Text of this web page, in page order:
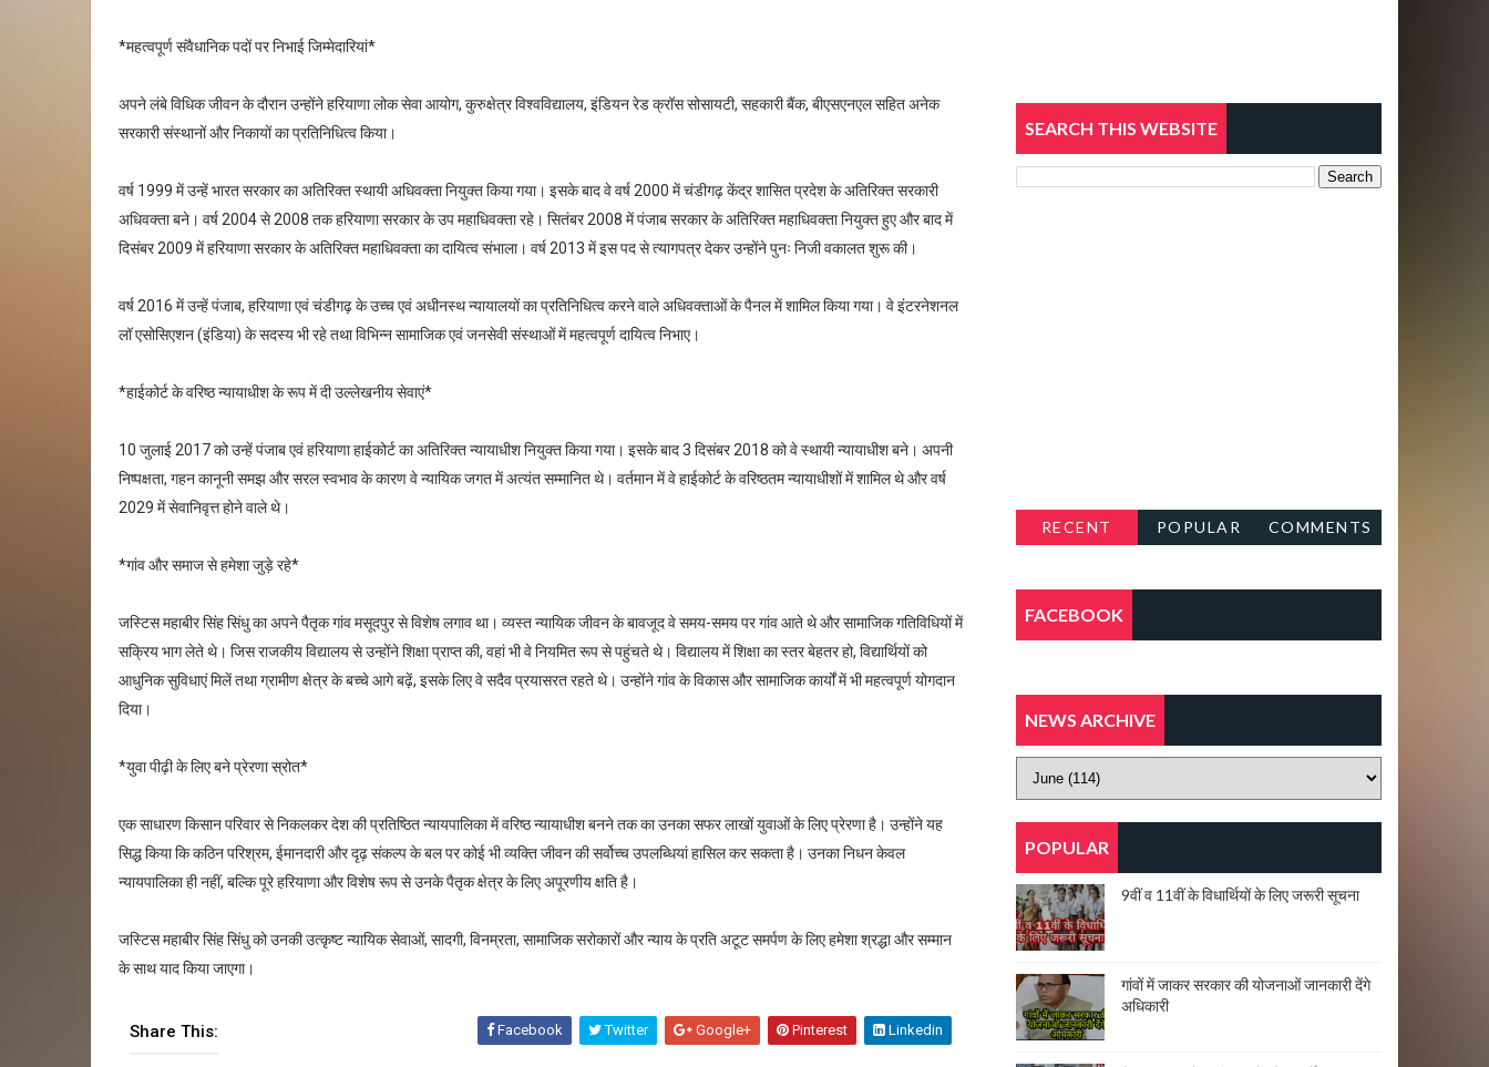
*महत्वपूर्ण संवैधानिक पदों पर निभाई जिम्मेदारियां*
अपने लंबे विधिक जीवन के दौरान उन्होंने हरियाणा लोक सेवा आयोग, कुरुक्षेत्र विश्वविद्यालय, इंडियन रेड क्रॉस सोसायटी, सहकारी बैंक, बीएसएनएल सहित अनेक
सरकारी संस्थानों और निकायों का प्रतिनिधित्व किया।
वर्ष 1999 में उन्हें भारत सरकार का अतिरिक्त स्थायी अधिवक्ता नियुक्त किया गया। इसके बाद वे वर्ष 2000 में चंडीगढ़ केंद्र शासित प्रदेश के अतिरिक्त सरकारी
अधिवक्ता बने। वर्ष 2004 से 2008 तक हरियाणा सरकार के उप महाधिवक्ता रहे। सितंबर 2008 में पंजाब सरकार के अतिरिक्त महाधिवक्ता नियुक्त हुए और बाद में
दिसंबर 2009 में हरियाणा सरकार के अतिरिक्त महाधिवक्ता का दायित्व संभाला। वर्ष 2013 में इस पद से त्यागपत्र देकर उन्होंने पुनः निजी वकालत शुरू की।
वर्ष 2016 में उन्हें पंजाब, हरियाणा एवं चंडीगढ़ के उच्च एवं अधीनस्थ न्यायालयों का प्रतिनिधित्व करने वाले अधिवक्ताओं के पैनल में शामिल किया गया। वे इंटरनेशनल
लॉ एसोसिएशन (इंडिया) के सदस्य भी रहे तथा विभिन्न सामाजिक एवं जनसेवी संस्थाओं में महत्वपूर्ण दायित्व निभाए।
*हाईकोर्ट के वरिष्ठ न्यायाधीश के रूप में दी उल्लेखनीय सेवाएं*
10 जुलाई 2017 को उन्हें पंजाब एवं हरियाणा हाईकोर्ट का अतिरिक्त न्यायाधीश नियुक्त किया गया। इसके बाद 3 दिसंबर 2018 को वे स्थायी न्यायाधीश बने। अपनी
निष्पक्षता, गहन कानूनी समझ और सरल स्वभाव के कारण वे न्यायिक जगत में अत्यंत सम्मानित थे। वर्तमान में वे हाईकोर्ट के वरिष्ठतम न्यायाधीशों में शामिल थे और वर्ष
2029 में सेवानिवृत्त होने वाले थे।
*गांव और समाज से हमेशा जुड़े रहे*
जस्टिस महाबीर सिंह सिंधु का अपने पैतृक गांव मसूदपुर से विशेष लगाव था। व्यस्त न्यायिक जीवन के बावजूद वे समय-समय पर गांव आते थे और सामाजिक गतिविधियों में
सक्रिय भाग लेते थे। जिस राजकीय विद्यालय से उन्होंने शिक्षा प्राप्त की, वहां भी वे नियमित रूप से पहुंचते थे। विद्यालय में शिक्षा का स्तर बेहतर हो, विद्यार्थियों को
आधुनिक सुविधाएं मिलें तथा ग्रामीण क्षेत्र के बच्चे आगे बढ़ें, इसके लिए वे सदैव प्रयासरत रहते थे। उन्होंने गांव के विकास और सामाजिक कार्यों में भी महत्वपूर्ण योगदान
दिया।
*युवा पीढ़ी के लिए बने प्रेरणा स्रोत*
एक साधारण किसान परिवार से निकलकर देश की प्रतिष्ठित न्यायपालिका में वरिष्ठ न्यायाधीश बनने तक का उनका सफर लाखों युवाओं के लिए प्रेरणा है। उन्होंने यह
सिद्ध किया कि कठिन परिश्रम, ईमानदारी और दृढ़ संकल्प के बल पर कोई भी व्यक्ति जीवन की सर्वोच्च उपलब्धियां हासिल कर सकता है। उनका निधन केवल
न्यायपालिका ही नहीं, बल्कि पूरे हरियाणा और विशेष रूप से उनके पैतृक क्षेत्र के लिए अपूरणीय क्षति है।
जस्टिस महाबीर सिंह सिंधु को उनकी उत्कृष्ट न्यायिक सेवाओं, सादगी, विनम्रता, सामाजिक सरोकारों और न्याय के प्रति अटूट समर्पण के लिए हमेशा श्रद्धा और सम्मान
के साथ याद किया जाएगा।
Share This: Facebook Twitter Google+ Pinterest Linkedin
SEARCH THIS WEBSITE
RECENT POPULAR COMMENTS
FACEBOOK
NEWS ARCHIVE
POPULAR
9वीं व 11वीं के विधार्थियों के लिए जरूरी सूचना
गांवों में जाकर सरकार की योजनाओं जानकारी देंगे
अधिकारी